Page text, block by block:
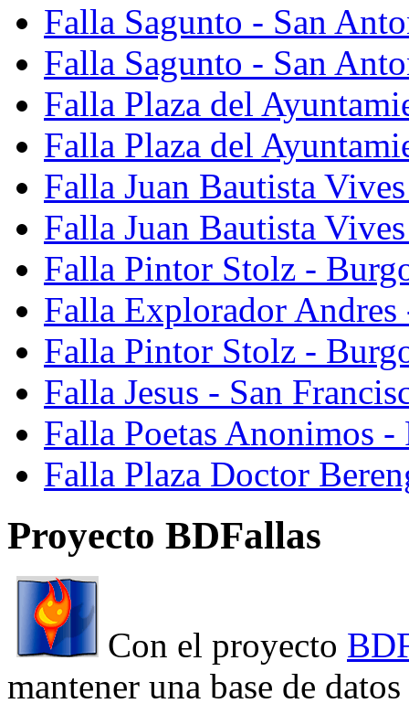
Falla Sagunto - San
Falla Sagunto - San
Falla Plaza del
Falla Plaza del
Falla Juan Bautista
Falla Juan Bautista
Falla Pintor Stolz -
Falla Explorador Andres
Falla Pintor Stolz -
Falla Jesus - San
Falla Poetas Anonimos
Falla Plaza Doctor
Proyecto BDFallas
Con el proyecto
mantener una base de